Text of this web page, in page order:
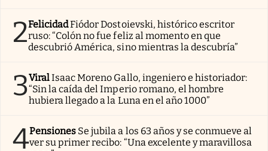
2FelicidadFiódor Dostoievski, histórico escritor
ruso: “Colón no fue feliz al momento en que
descubrió América, sino mientras la descubría”
3ViralIsaac Moreno Gallo, ingeniero e historiador:
“Sin la caída del Imperio romano, el hombre
hubiera llegado a la Luna en el año 1000”
4Pensiones Se jubila a los 63 años y se conmueve al
ver su primer recibo: “Una excelente y maravillosa